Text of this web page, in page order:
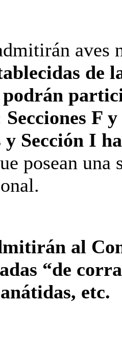
aves
de
F
y Sección I
posean una
al
“de
etc.